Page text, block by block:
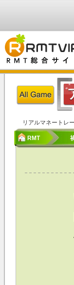
リアルマネートレ
RMT